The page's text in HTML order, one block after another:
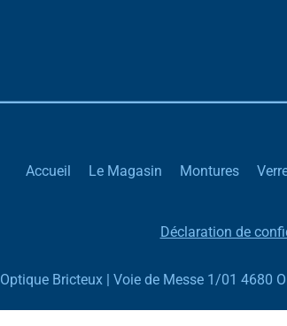
Accueil Le Magasin Montures
Déclaration de
Optique Bricteux | Voie de Messe 1/01 4680